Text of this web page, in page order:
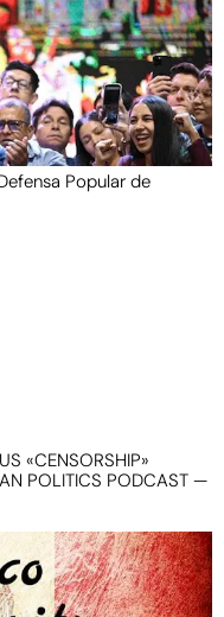
Popular de
«CENSORSHIP»
POLITICS PODCAST —